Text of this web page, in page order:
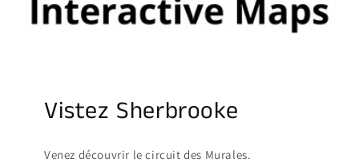
Vistez Sherbrooke
Venez découvrir le circuit des Murales.